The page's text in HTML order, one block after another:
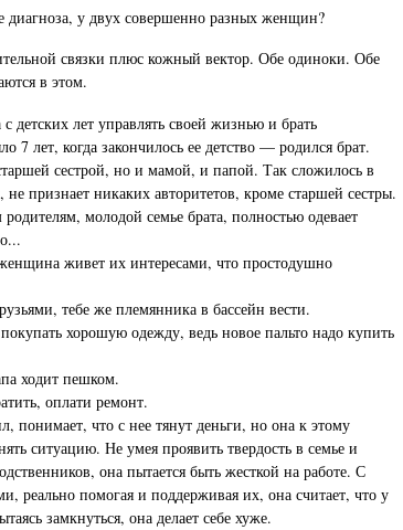
диагноза, у двух совершенно разных женщин?
связки плюс кожный вектор. Обе одиноки. Обе
в этом.
лет управлять своей жизнью и брать
7 лет, когда закончилось ее детство — родился брат.
сестрой, но и мамой, и папой. Так сложилось в
признает никаких авторитетов, кроме старшей сестры.
молодой семье брата, полностью одевает
живет их интересами, что простодушно
тебе же племянника в бассейн вести.
хорошую одежду, ведь новое пальто надо купить
ходит пешком.
оплати ремонт.
понимает, что с нее тянут деньги, но она к этому
ситуацию. Не умея проявить твердость в семье и
она пытается быть жесткой на работе. С
реально помогая и поддерживая их, она считает, что у
замкнуться, она делает себе хуже.